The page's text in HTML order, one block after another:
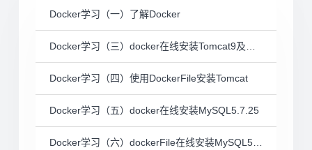
Docker学习（一）了解Docker
Docker学习（四）使用DockerFile安装Tomcat
Docker学习（五）docker在线安装MySQL5.7.25